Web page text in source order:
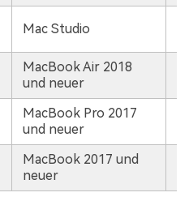
Mac Studio
MacBook Air 2018
und neuer
MacBook Pro 2017
und neuer
MacBook 2017 und
neuer